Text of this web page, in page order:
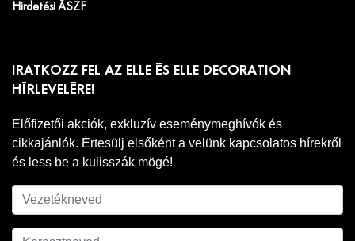
Hirdetési ÁSZF
IRATKOZZ FEL AZ ELLE ÉS ELLE DECORATION
HÍRLEVELÉRE!
Előfizetői akciók, exkluzív eseménymeghívók és
cikkajánlók. Értesülj elsőként a velünk kapcsolatos hírekről
és less be a kulisszák mögé!